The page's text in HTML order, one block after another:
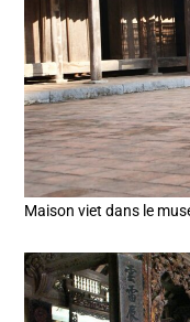
Maison viet dans le